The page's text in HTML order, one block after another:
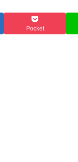
Pocket